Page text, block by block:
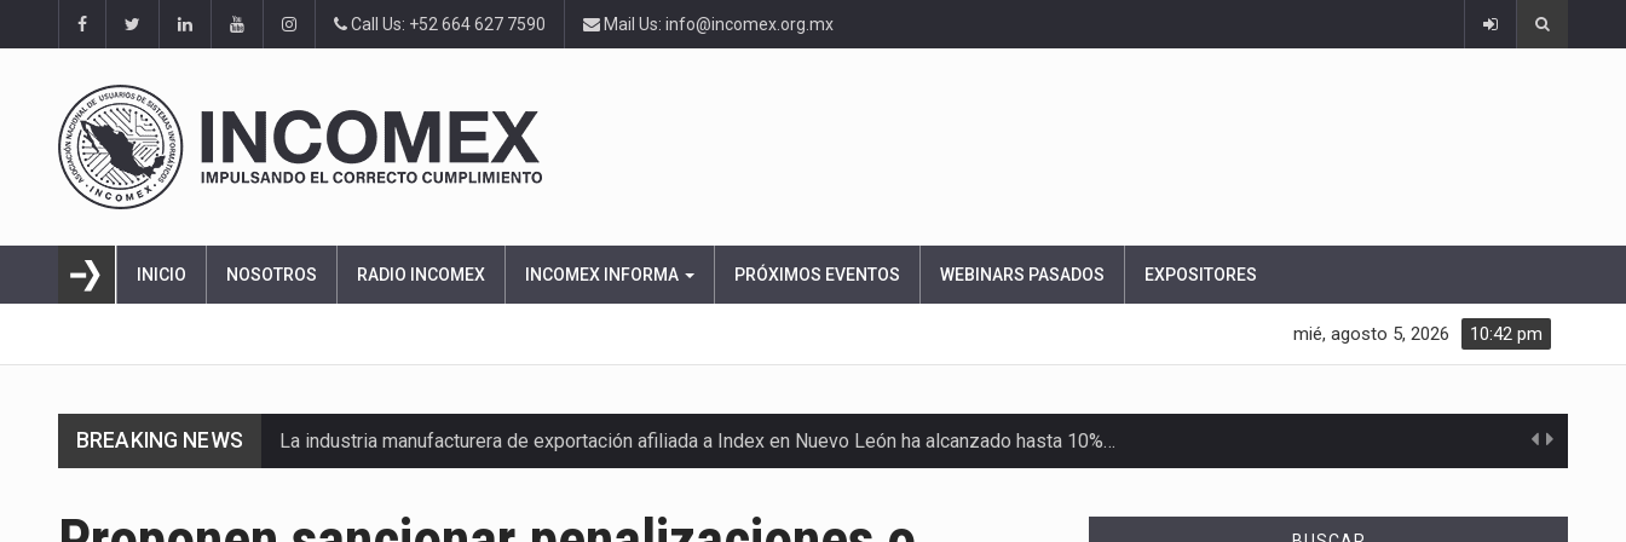
Call Us: +52 664 627 7590 Mail Us: info@incomex.org.mx
INICIO NOSOTROS RADIO INCOMEX INCOMEX INFORMA PRÓXIMOS EVENTOS WEBINARS PASADOS EXPOSITORES
10:42 pm
mié, agosto 5, 2026
BREAKING NEWS La industria manufacturera de exportación afiliada a Index en Nuevo León ha alcanzado hasta 10%…